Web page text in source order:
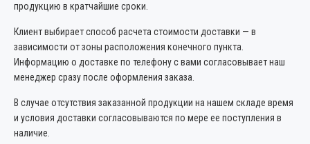
продукцию в кратчайшие сроки.
Клиент выбирает способ расчета стоимости доставки — в
зависимости от зоны расположения конечного пункта.
Информацию о доставке по телефону с вами согласовывает наш
менеджер сразу после оформления заказа.
В случае отсутствия заказанной продукции на нашем складе время
и условия доставки согласовываются по мере ее поступления в
наличие.